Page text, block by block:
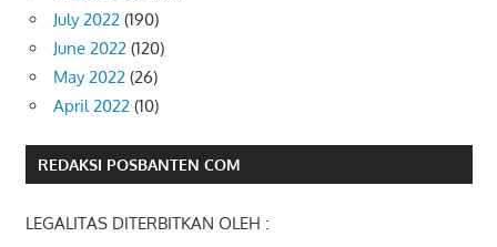
July 2022 (190)
June 2022 (120)
May 2022 (26)
April 2022 (10)
REDAKSI POSBANTEN COM
LEGALITAS DITERBITKAN OLEH :